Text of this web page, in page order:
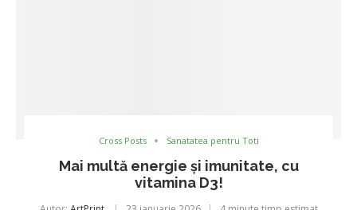
Cross Posts Sanatatea pentru Toti
Mai multă energie și imunitate, cu
vitamina D3!